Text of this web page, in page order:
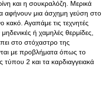
και η σουκραλόζη. Μερικά
αφήνουν μια άσχημη γεύση στο
κακό. Αγαπάμε τις τεχνητές
ή χαμηλές θερμίδες,
στο στόχαστρο της
με προβλήματα όπως το
2 και τα καρδιαγγειακά